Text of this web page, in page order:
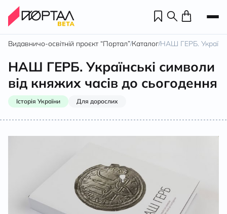
Видавничо-освітній проєкт “Портал”/Каталог/НАШ ГЕРБ.
НАШ ГЕРБ. Українські символи
від княжих часів до сьогодення
Історія України Для дорослих